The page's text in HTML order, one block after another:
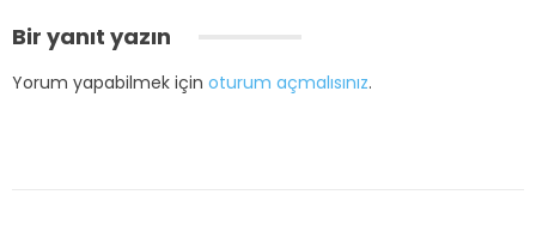
Bir yanıt yazın
Yorum yapabilmek için oturum açmalısınız.